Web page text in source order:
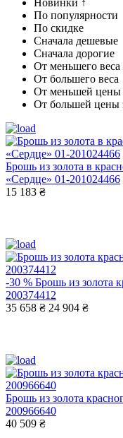
По популярности
По скидке
Сначала дешевые
Сначала дорогие
От меньшего веса
От большего веса
От меньшей цены
От большей цены
Брошь из золота в
«Сердце» 01-201024466
15 183 ₴
-30 % Брошь из золота
200374412
35 658 ₴ 24 904 ₴
Брошь из золота
200966640
40 509 ₴